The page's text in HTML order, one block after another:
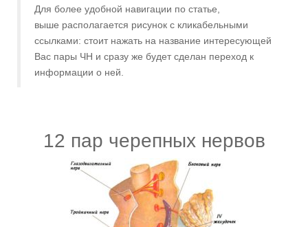
Для более удобной навигации по статье,
выше располагается рисунок с кликабельными
ссылками: стоит нажать на название интересующей
Вас пары ЧН и сразу же будет сделан переход к
информации о ней.
12 пар черепных нервов